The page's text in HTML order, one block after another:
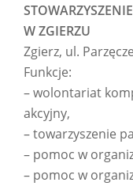
W ZGIERZU
Zgierz, ul.
Funkcje:
– wolontariat
akcyjny,
– towarzyszenie
– pomoc w
– pomoc w